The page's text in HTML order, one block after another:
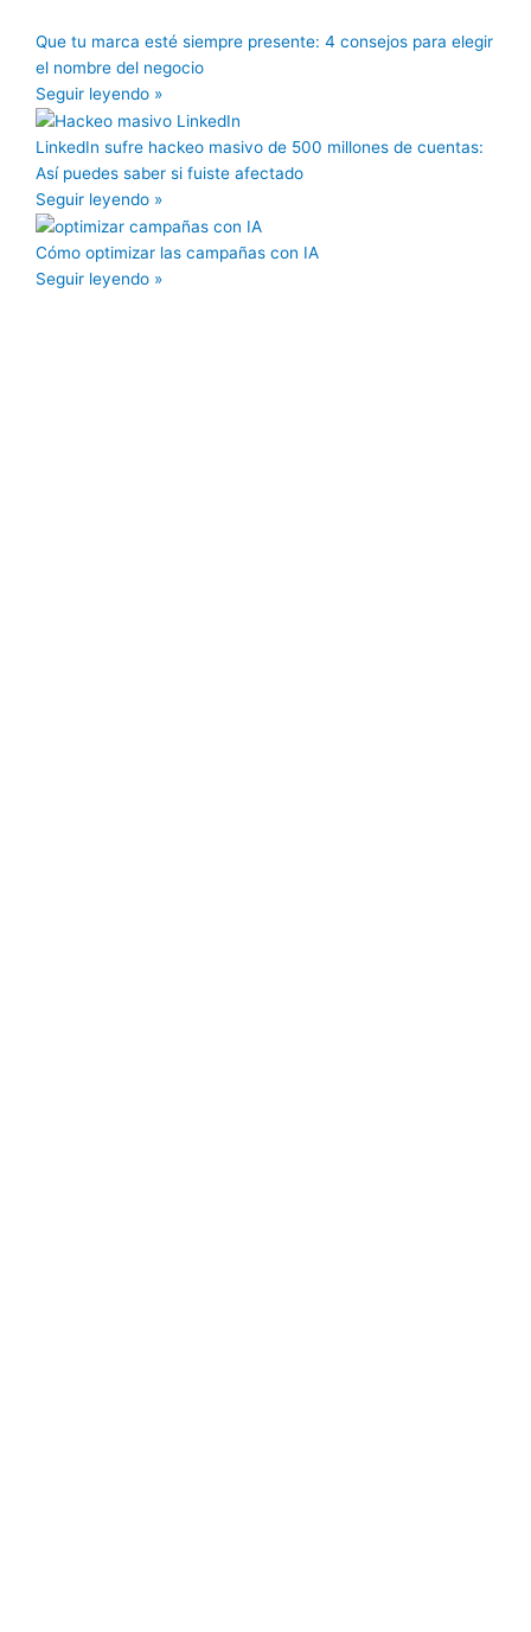
Que tu marca esté siempre presente: 4 consejos para elegir
el nombre del negocio
Seguir leyendo »
LinkedIn sufre hackeo masivo de 500 millones de cuentas:
Así puedes saber si fuiste afectado
Seguir leyendo »
Cómo optimizar las campañas con IA
Seguir leyendo »